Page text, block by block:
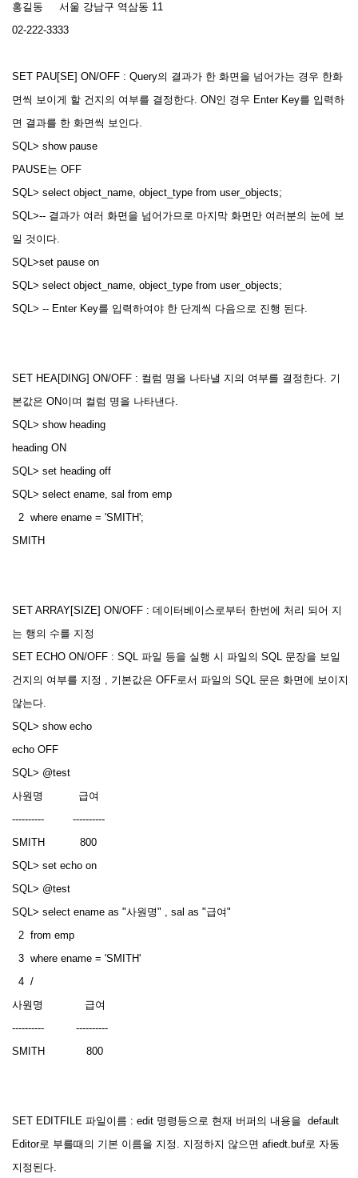
홍길동 서울 강남구 역삼동 11
02-222-3333
SET PAU[SE] ON/OFF : Query의 결과가 한 화면을 넘어가는 경우 한화
면씩 보이게 할 건지의 여부를 결정한다. ON인 경우 Enter Key를 입력하
면 결과를 한 화면씩 보인다.
SQL> show pause
PAUSE는 OFF
SQL> select object_name, object_type from user_objects;
SQL>-- 결과가 여러 화면을 넘어가므로 마지막 화면만 여러분의 눈에 보
일 것이다.
SQL>set pause on
SQL> select object_name, object_type from user_objects;
SQL> -- Enter Key를 입력하여야 한 단계씩 다음으로 진행 된다.
SET HEA[DING] ON/OFF : 컬럼 명을 나타낼 지의 여부를 결정한다. 기
본값은 ON이며 컬럼 명을 나타낸다.
SQL> show heading
heading ON
SQL> set heading off
SQL> select ename, sal from emp
2 where ename = 'SMITH';
SMITH
SET ARRAY[SIZE] ON/OFF : 데이터베이스로부터 한번에 처리 되어 지
는 행의 수를 지정
SET ECHO ON/OFF : SQL 파일 등을 실행 시 파일의 SQL 문장을 보일
건지의 여부를 지정 , 기본값은 OFF로서 파일의 SQL 문은 화면에 보이지
않는다.
SQL> show echo
echo OFF
SQL> @test
사원명 급여
---------- ----------
SMITH 800
SQL> set echo on
SQL> @test
SQL> select ename as "사원명" , sal as "급여"
2 from emp
3 where ename = 'SMITH'
4 /
사원명 급여
---------- ----------
SMITH 800
SET EDITFILE 파일이름 : edit 명령등으로 현재 버퍼의 내용을 default
Editor로 부를때의 기본 이름을 지정. 지정하지 않으면 afiedt.buf로 자동
지정된다.